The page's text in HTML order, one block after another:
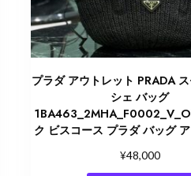
プラダ アウトレット PRADA
シェ バッグ
ク ビスコース プラダ バッグ
¥48,000